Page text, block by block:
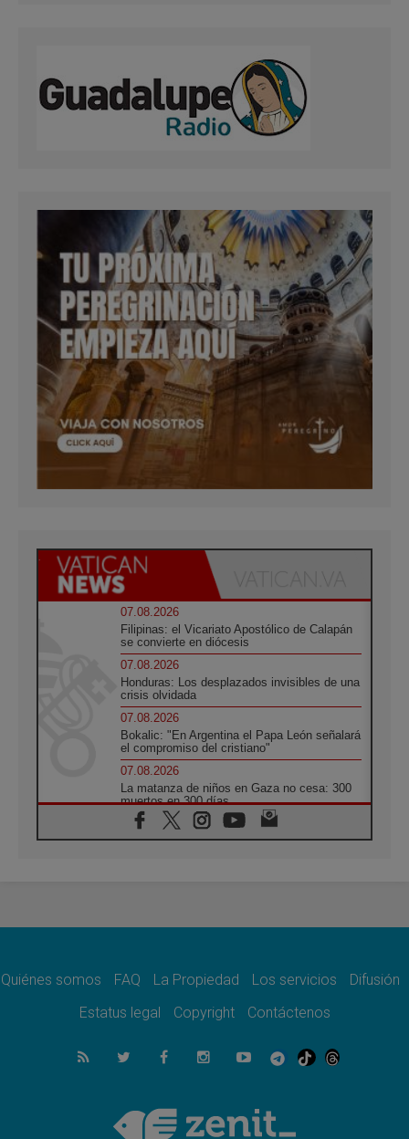
07.08.2026
Filipinas: el Vicariato Apostólico de Calapán
se convierte en diócesis
07.08.2026
Honduras: Los desplazados invisibles de una
crisis olvidada
07.08.2026
Bokalic: "En Argentina el Papa León señalará
el compromiso del cristiano"
07.08.2026
La matanza de niños en Gaza no cesa: 300
muertos en 300 días
07.08.2026
Tagle: La guerra desfigura el mundo, solo la
como misión al servicio del Evangelio
SIGNIS 2026, dar voz a las religiosas en el
07.08.2026
Lanzan un proyecto de empoderamiento
Programa oficial del Viaje Apostólico del
Papa León XIV a Francia
Quiénes somos FAQ La Propiedad Los servicios
Difusión
Estatus legal
Copyright Contáctenos